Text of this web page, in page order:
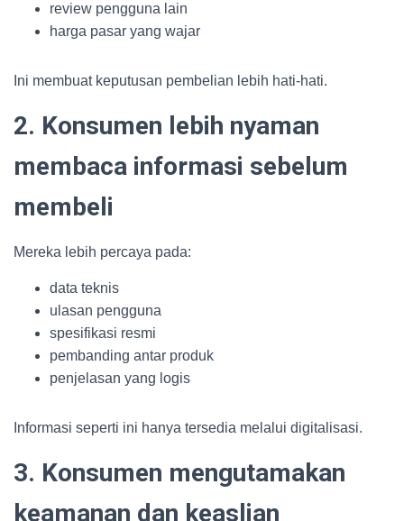
review pengguna lain
harga pasar yang wajar
Ini membuat keputusan pembelian lebih hati-hati.
2. Konsumen lebih nyaman
membaca informasi sebelum
membeli
Mereka lebih percaya pada:
data teknis
ulasan pengguna
spesifikasi resmi
pembanding antar produk
penjelasan yang logis
Informasi seperti ini hanya tersedia melalui digitalisasi.
3. Konsumen mengutamakan
keamanan dan keaslian